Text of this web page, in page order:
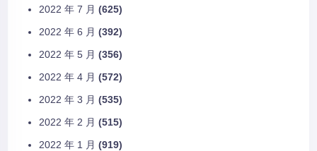
2022 年 7 月 (625)
2022 年 6 月 (392)
2022 年 5 月 (356)
2022 年 4 月 (572)
2022 年 3 月 (535)
2022 年 2 月 (515)
2022 年 1 月 (919)